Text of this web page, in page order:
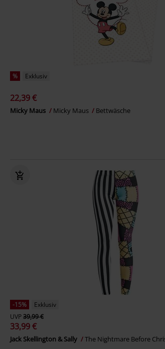
% Exklusiv
22,39 €
Micky Maus Micky Maus Bettwäsche
-15%
Exklusiv
UVP39,99 €
33,99 €
Jack Skellington & Sally The Nightmare Before